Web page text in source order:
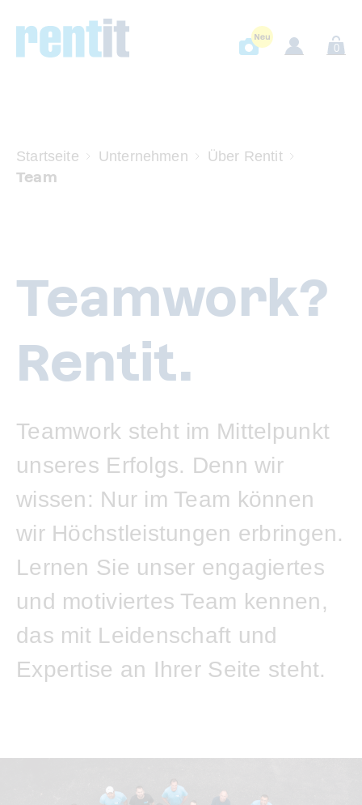
0
Startseite Unternehmen Über Rentit
Team
Teamwork?
Rentit.
Teamwork steht im Mittelpunkt
unseres Erfolgs. Denn wir
wissen: Nur im Team können
wir Höchstleistungen erbringen.
Lernen Sie unser engagiertes
und motiviertes Team kennen,
das mit Leidenschaft und
Expertise an Ihrer Seite steht.